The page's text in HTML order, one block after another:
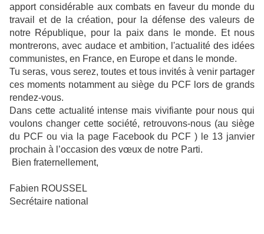
apport considérable aux combats en faveur du monde du
travail et de la création, pour la défense des valeurs de
notre République, pour la paix dans le monde. Et nous
montrerons, avec audace et ambition, l'actualité des idées
communistes, en France, en Europe et dans le monde.
Tu seras, vous serez, toutes et tous invités à venir partager
ces moments notamment au siège du PCF lors de grands
rendez-vous.
Dans cette actualité intense mais vivifiante pour nous qui
voulons changer cette société, retrouvons-nous (au siège
du PCF ou via la page Facebook du PCF ) le 13 janvier
prochain à l’occasion des vœux de notre Parti.
Bien fraternellement,
Fabien ROUSSEL
Secrétaire national